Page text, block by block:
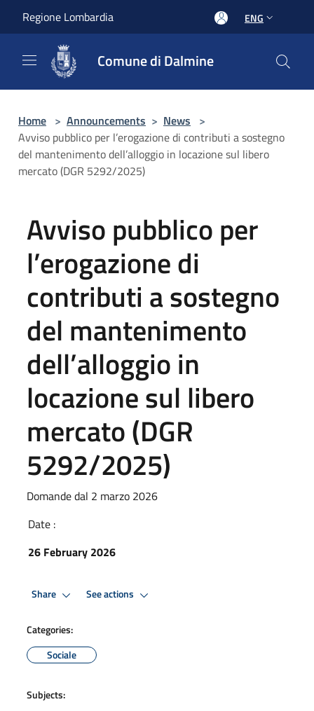
Regione Lombardia ENG
Comune di Dalmine
Home > Announcements > News >
Avviso pubblico per l’erogazione di contributi a sostegno
del mantenimento dell’alloggio in locazione sul libero
mercato (DGR 5292/2025)
Avviso pubblico per
l’erogazione di
contributi a sostegno
del mantenimento
dell’alloggio in
locazione sul libero
mercato (DGR
5292/2025)
Domande dal 2 marzo 2026
Date :
26 February 2026
Share See actions
Categories:
Sociale
Subjects: